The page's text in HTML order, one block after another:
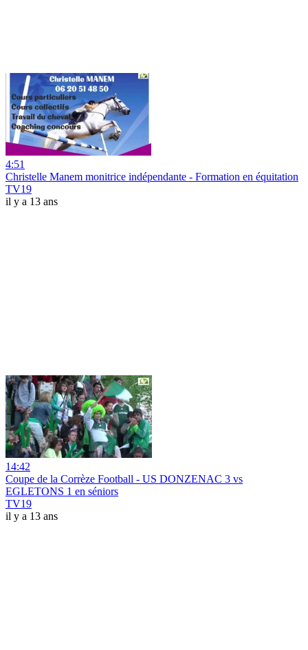
4:51
Christelle Manem monitrice indépendante - Formation en équitation
TV19
il y a 13 ans
14:42
Coupe de la Corrèze Football - US DONZENAC 3 vs
EGLETONS 1 en séniors
TV19
il y a 13 ans